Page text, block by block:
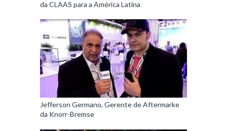
da CLAAS para a América Latina
Jefferson Germano, Gerente de Aftermarke
da Knorr-Bremse